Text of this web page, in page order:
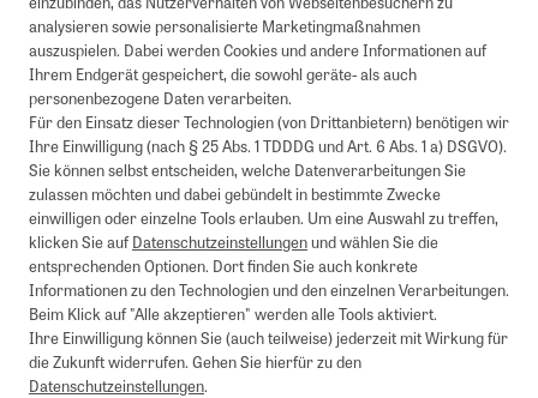
analysieren sowie personalisierte Marketingmaßnahmen
auszuspielen. Dabei werden Cookies und andere Informationen auf
Ihrem Endgerät gespeichert, die sowohl geräte- als auch
personenbezogene Daten verarbeiten.
Für den Einsatz dieser Technologien (von Drittanbietern) benötigen wir
Ihre Einwilligung (nach § 25 Abs. 1 TDDDG und Art. 6 Abs. 1 a) DSGVO).
Sie können selbst entscheiden, welche Datenverarbeitungen Sie
zulassen möchten und dabei gebündelt in bestimmte Zwecke
einwilligen oder einzelne Tools erlauben. Um eine Auswahl zu treffen,
klicken Sie aufDatenschutzeinstellungenund wählen Sie die
entsprechenden Optionen. Dort finden Sie auch konkrete
Informationen zu den Technologien und den einzelnen Verarbeitungen.
Beim Klick auf "Alle akzeptieren" werden alle Tools aktiviert.
Ihre Einwilligung können Sie (auch teilweise) jederzeit mit Wirkung für
die Zukunft widerrufen. Gehen Sie hierfür zu den
Datenschutzeinstellungen.